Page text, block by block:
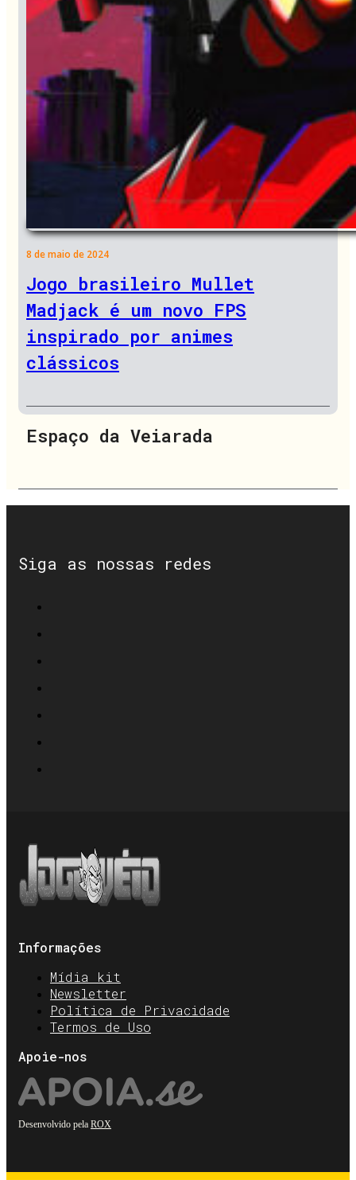
8 de maio de 2024
Jogo brasileiro Mullet
Madjack é um novo FPS
inspirado por animes
clássicos
Espaço da Veiarada
Siga as nossas redes
Informações
Mídia kit
Newsletter
Política de Privacidade
Termos de Uso
Apoie-nos
Desenvolvido pela ROX